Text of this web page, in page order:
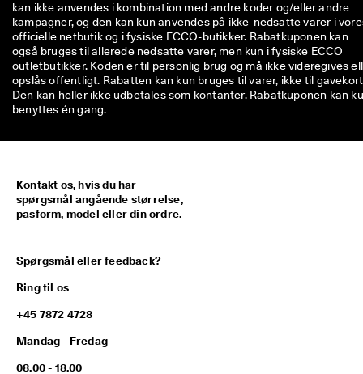
kan ikke anvendes i kombination med andre koder og/eller andre
kampagner, og den kan kun anvendes på ikke-nedsatte varer i
officielle netbutik og i fysiske ECCO-butikker. Rabatkuponen kan
også bruges til allerede nedsatte varer, men kun i fysiske ECCO
outletbutikker. Koden er til personlig brug og må ikke videregives
opslås offentligt. Rabatten kan kun bruges til varer, ikke til
Den kan heller ikke udbetales som kontanter. Rabatkuponen kan
benyttes én gang.
Kontakt os, hvis du har
spørgsmål angående størrelse,
pasform, model eller din ordre.
Spørgsmål eller feedback?
Ring til os
+45 7872 4728
Mandag - Fredag
08.00 - 18.00